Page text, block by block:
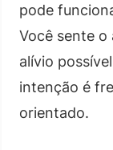
pode
Você sente o
alívio
intenção é
orientado.